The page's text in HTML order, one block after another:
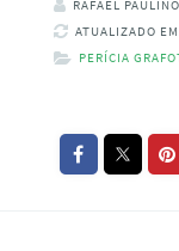
RAFAEL PAULINO
ATUALIZADO
PERÍCIA